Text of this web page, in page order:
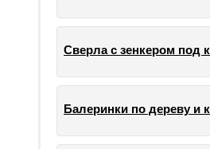
Сверла с зенкером под
Балеринки по дереву и